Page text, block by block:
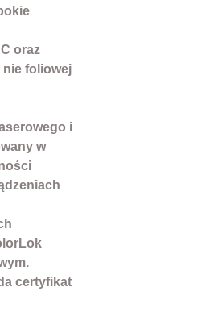
oraz
nie foliowej
i
w
certyfikat